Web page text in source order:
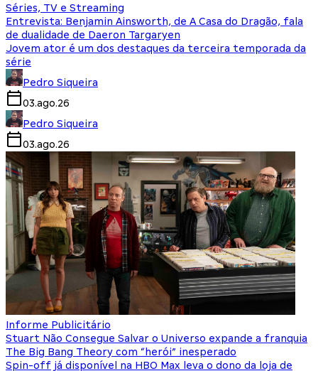
Séries, TV e Streaming
Entrevista: Benjamin Ainsworth, de A Casa do Dragão, fala
de dualidade de Daeron Targaryen
Jovem ator é um dos destaques da terceira temporada da
série
Pedro Siqueira
03.ago.26
Pedro Siqueira
03.ago.26
Informe Publicitário
Stuart Não Consegue Salvar o Universo expande a franquia
The Big Bang Theory com “herói” inesperado
Spin-off já disponível na HBO Max leva o dono da loja de